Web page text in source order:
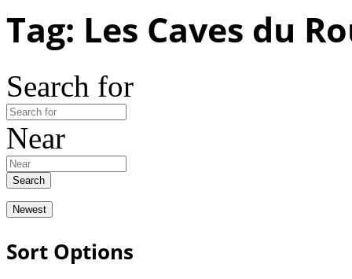
Tag: Les Caves du
Search for
Near
Search
Newest
Sort Options